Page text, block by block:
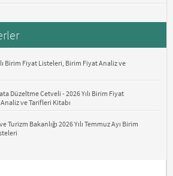
Birim Fiyat Listeleri, Birim Fiyat Analiz ve
Düzeltme Cetveli - 2026 Yılı Birim Fiyat
ve Tarifleri Kitabı
Turizm Bakanlığı 2026 Yılı Temmuz Ayı Birim